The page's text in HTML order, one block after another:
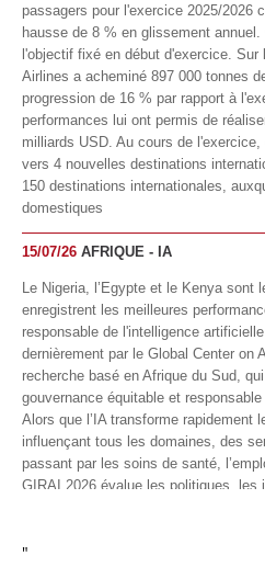
passagers pour l'exercice 2025/2026
hausse de 8 % en glissement
l'objectif fixé en début d'exercice.
Airlines a acheminé 897 000 tonnes
progression de 16 % par rapport à
performances lui ont permis de
milliards USD. Au cours de
vers 4 nouvelles destinations
150 destinations internationales,
domestiques
15/07/26 AFRIQUE - IA
Le Nigeria, l’Egypte et le Kenya sont
enregistrent les meilleures
responsable de l'intelligence
dernièrement par le Global Center on
recherche basé en Afrique du Sud,
gouvernance équitable et
Alors que l’IA transforme rapidement
influençant tous les domaines, des
passant par les soins de santé,
GIRAI 2026 évalue les politiques,
conditions générales de
technologie.
"